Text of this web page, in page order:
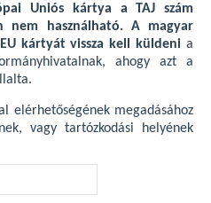
Uniós kártya a TAJ szám
nem használható. A magyar
kártyát vissza kell küldeni a
ahogy azt a
elérhetőségének megadásához
vagy tartózkodási helyének